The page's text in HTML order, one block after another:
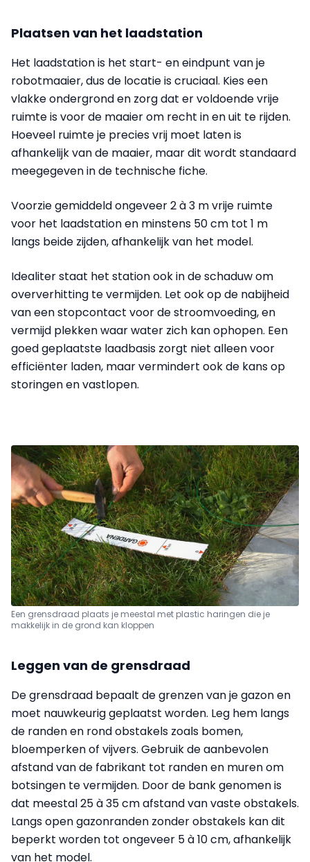
Plaatsen van het laadstation
Het laadstation is het start- en eindpunt van je
robotmaaier, dus de locatie is cruciaal. Kies een
vlakke ondergrond en zorg dat er voldoende vrije
ruimte is voor de maaier om recht in en uit te rijden.
Hoeveel ruimte je precies vrij moet laten is
afhankelijk van de maaier, maar dit wordt standaard
meegegeven in de technische fiche.
Voorzie gemiddeld ongeveer 2 à 3 m vrije ruimte
voor het laadstation en minstens 50 cm tot 1 m
langs beide zijden, afhankelijk van het model.
Idealiter staat het station ook in de schaduw om
oververhitting te vermijden. Let ook op de nabijheid
van een stopcontact voor de stroomvoeding, en
vermijd plekken waar water zich kan ophopen. Een
goed geplaatste laadbasis zorgt niet alleen voor
efficiënter laden, maar vermindert ook de kans op
storingen en vastlopen.
Een grensdraad plaats je meestal met plastic haringen die je
makkelijk in de grond kan kloppen
Leggen van de grensdraad
De grensdraad bepaalt de grenzen van je gazon en
moet nauwkeurig geplaatst worden. Leg hem langs
de randen en rond obstakels zoals bomen,
bloemperken of vijvers. Gebruik de aanbevolen
afstand van de fabrikant tot randen en muren om
botsingen te vermijden. Door de bank genomen is
dat meestal 25 à 35 cm afstand van vaste obstakels.
Langs open gazonranden zonder obstakels kan dit
beperkt worden tot ongeveer 5 à 10 cm, afhankelijk
van het model.